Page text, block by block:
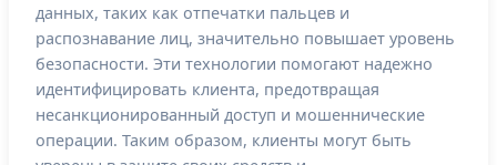
данных, таких как отпечатки пальцев и
распознавание лиц, значительно повышает уровень
безопасности. Эти технологии помогают надежно
идентифицировать клиента, предотвращая
несанкционированный доступ и мошеннические
операции. Таким образом, клиенты могут быть